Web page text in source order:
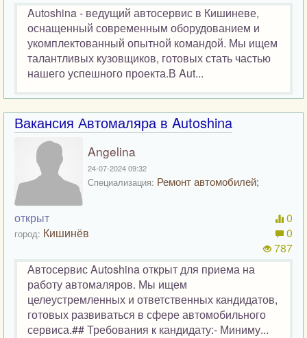
Autoshina - ведущий автосервис в Кишиневе,
оснащенный современным оборудованием и
укомплектованный опытной командой. Мы ищем
талантливых кузовщиков, готовых стать частью
нашего успешного проекта.В Aut...
Вакансия Автомаляра в Autoshina
Angelina
24-07-2024 09:32
Специализация: Ремонт автомобилей;
открыт
город: Кишинёв
0
0
787
Автосервис Autoshina открыт для приема на
работу автомаляров. Мы ищем
целеустремленных и ответственных кандидатов,
готовых развиваться в сфере автомобильного
сервиса.## Требования к кандидату:- Миниму...